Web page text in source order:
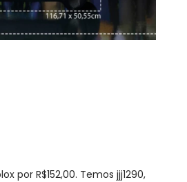
por R$152,00. Temos jjj1290,